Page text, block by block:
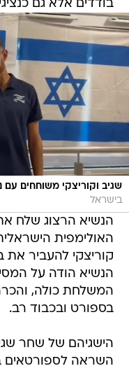
בודדים אלא גם
שגיב וקוריצקי משוחחים עם
בישראל
הנשיא הרצוג שלח
האולימפית
קוריצקי להעביר את
הנשיא הודה על
המשלחת כולה,
בספורט ובכבוד רב.
הישגיהם של שחר
השראה לספורטאים